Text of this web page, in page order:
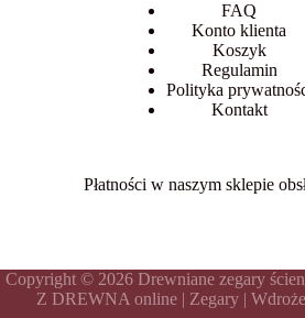
FAQ
Konto klienta
Koszyk
Regulamin
Polityka
Kontakt
Płatności w naszym sklepie
Copyright © 2026 Drewniane zegary
Z DREWNA online | Zegary |